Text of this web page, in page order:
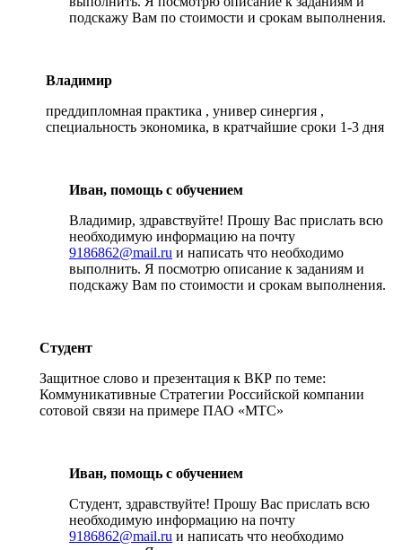
подскажу Вам по стоимости и срокам выполнения.
Владимир
преддипломная практика , универ синергия ,
специальность экономика, в кратчайшие сроки 1-3 дня
Иван, помощь с обучением
Владимир, здравствуйте! Прошу Вас прислать всю
необходимую информацию на почту
9186862@mail.ru и написать что необходимо
выполнить. Я посмотрю описание к заданиям и
подскажу Вам по стоимости и срокам выполнения.
Студент
Защитное слово и презентация к ВКР по теме:
Коммуникативные Стратегии Российской компании
сотовой связи на примере ПАО «МТС»
Иван, помощь с обучением
Студент, здравствуйте! Прошу Вас прислать всю
необходимую информацию на почту
9186862@mail.ru и написать что необходимо